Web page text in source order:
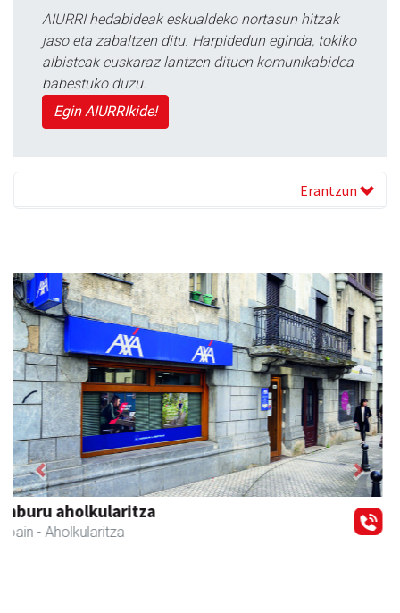
AIURRI hedabideak eskualdeko nortasun hitzak
jaso eta zabaltzen ditu. Harpidedun eginda, tokiko
albisteak euskaraz lantzen dituen komunikabidea
babestuko duzu.
Egin AIURRIkide!
Erantzun
Aldama tapia aholkularitza
Andoain - Aholkularitza
Previous Next